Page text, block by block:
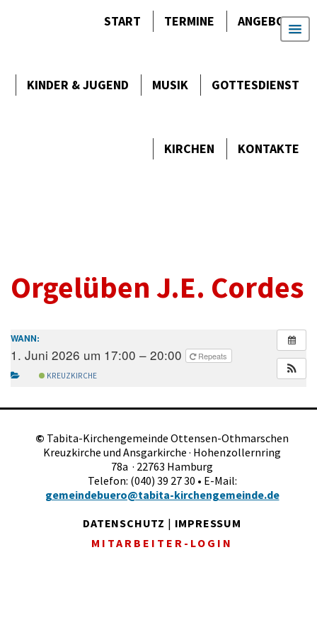
START TERMINE ANGEBOTE
KINDER & JUGEND MUSIK GOTTES­DIENST
KIRCHEN KONTAKTE
Orgelüben J.E. Cordes
WANN:
1. Juni 2026 um 17:00 – 20:00 Repeats
KREUZKIRCHE
© Tabita-Kirchengemeinde Ottensen-Othmarschen
Kreuzkirche und Ansgarkirche · Hohenzollernring
78a · 22763 Hamburg
Telefon: (040) 39 27 30 • E-Mail:
gemeindebuero@tabita-kirchengemeinde.de
DATENSCHUTZ | IMPRESSUM
MITARBEITER-LOGIN